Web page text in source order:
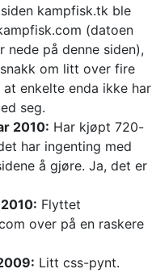
kampfisk.tk ble
(datoen
nede på denne siden),
om litt over fire
enkelte enda ikke har
seg.
2010: Har kjøpt 720-
har ingenting med
å gjøre. Ja, det er
Flyttet
over på en raskere
Litt css-pynt.